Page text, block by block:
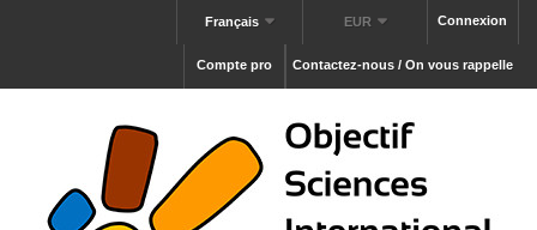
Connexion
EUR
Français
Contactez-nous / On vous rappelle
Compte pro